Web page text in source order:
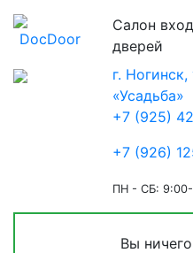
Салон
дверей
г.
«Усадьба»
+7 (925)
+7 (926)
ПН - СБ:
Вы